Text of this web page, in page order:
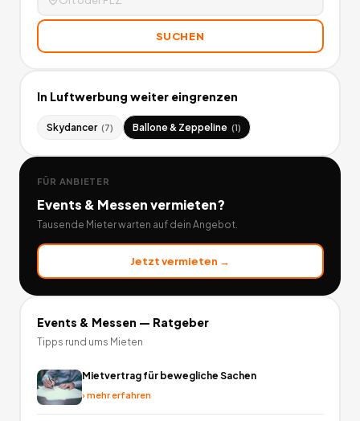
SUCHEN
In Luftwerbung weiter eingrenzen
Skydancer (7) Ballone & Zeppeline (1)
FÜR ANBIETER
Events & Messenvermieten?
Tausende Mieter warten auf dein Angebot.
Jetzt vermieten →
Events & Messen — Ratgeber
Tipps rund ums Mieten
Mietvertrag für bewegliche Sachen
›mehr erfahren